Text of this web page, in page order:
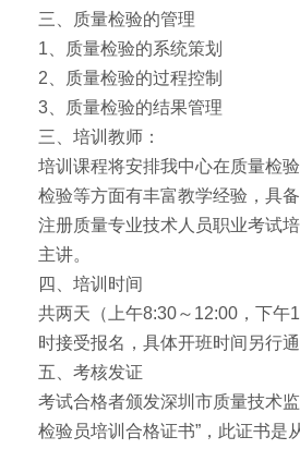
三、质量检验的管理
1、质量检验的系统策划
2、质量检验的过程控制
3、质量检验的结果管理
三、培训教师：
培训课程将安排我中心在质量检
检验等方面有丰富教学经验，具
注册质量专业技术人员职业考试
主讲。
四、培训时间
共两天（上午8:30～12:00，下午
时接受报名，具体开班时间另行通
五、考核发证
考试合格者颁发深圳市质量技术
检验员培训合格证书”，此证书是